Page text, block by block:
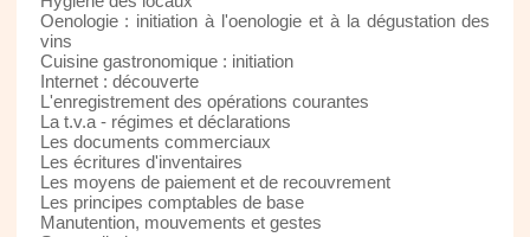
Oenologie : initiation à l'oenologie et à la dégustation des
vins
Cuisine gastronomique : initiation
Internet : découverte
L'enregistrement des opérations courantes
La t.v.a - régimes et déclarations
Les documents commerciaux
Les écritures d'inventaires
Les moyens de paiement et de recouvrement
Les principes comptables de base
Manutention, mouvements et gestes